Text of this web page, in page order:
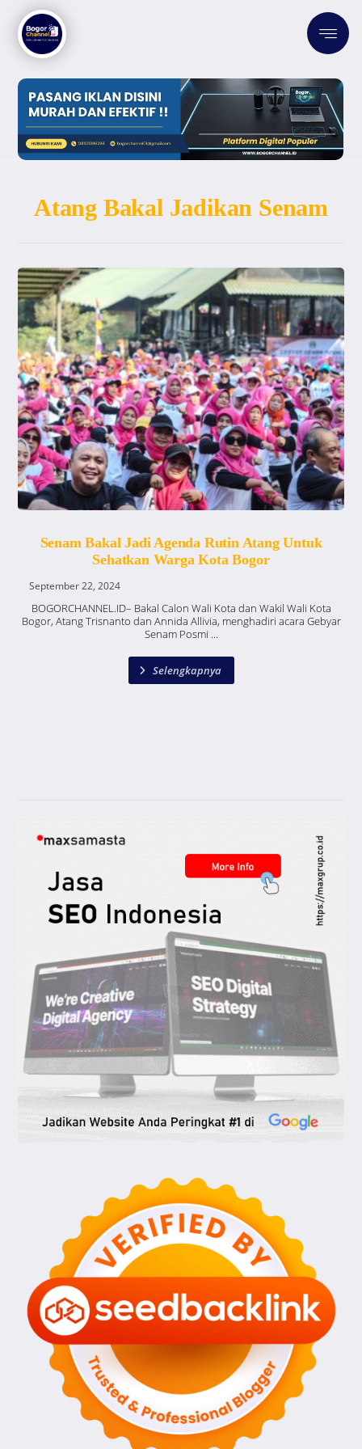
Atang Bakal Jadikan Senam
Senam Bakal Jadi Agenda Rutin Atang Untuk
Sehatkan Warga Kota Bogor
September 22, 2024
BOGORCHANNEL.ID– Bakal Calon Wali Kota dan Wakil Wali Kota
Bogor, Atang Trisnanto dan Annida Allivia, menghadiri acara Gebyar
Senam Posmi ...
Selengkapnya